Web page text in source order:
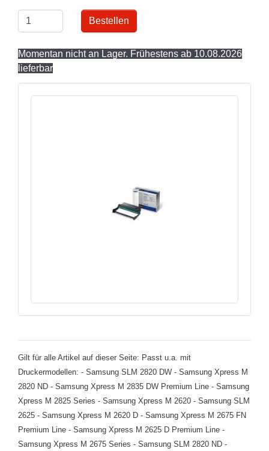
Bestellen
Momentan nicht an Lager. Frühestens ab 10.08.2026
lieferbar
Gilt für alle Artikel auf dieser Seite: Passt u.a. mit
Druckermodellen: - Samsung SLM 2820 DW - Samsung Xpress M
2820 ND - Samsung Xpress M 2835 DW Premium Line - Samsung
Xpress M 2825 Series - Samsung Xpress M 2620 - Samsung SLM
2625 - Samsung Xpress M 2620 D - Samsung Xpress M 2675 FN
Premium Line - Samsung Xpress M 2625 D Premium Line -
Samsung Xpress M 2675 Series - Samsung SLM 2820 ND -